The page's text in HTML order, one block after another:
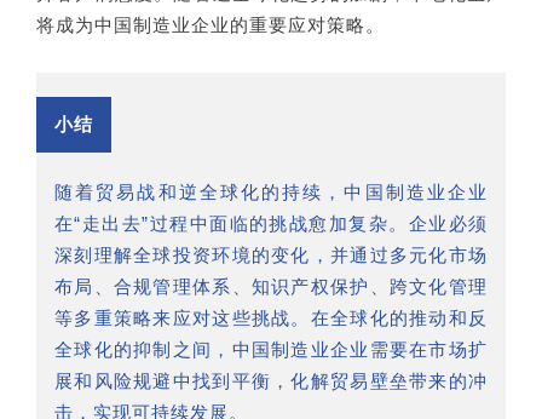
将成为中国制造业企业的重要应对策略。
小结
随着贸易战和逆全球化的持续，中国制造业企业
在“走出去”过程中面临的挑战愈加复杂。企业必须
深刻理解全球投资环境的变化，并通过多元化市场
布局、合规管理体系、知识产权保护、跨文化管理
等多重策略来应对这些挑战。在全球化的推动和反
全球化的抑制之间，中国制造业企业需要在市场扩
展和风险规避中找到平衡，化解贸易壁垒带来的冲
击，实现可持续发展。